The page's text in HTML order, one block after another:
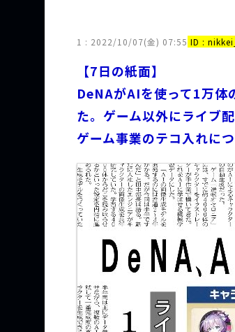
1 : 2022/10/07(金) 07:55 ID :
【7日の紙面】
DeNAがAIを使って1万体
た。ゲーム以外にライブ
ゲーム事業のテコ入れにつ